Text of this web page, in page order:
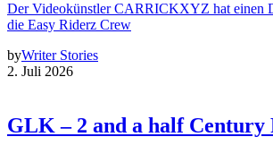
Der Videokünstler CARRICKXYZ hat einen
die Easy Riderz Crew
byWriter Stories
2. Juli 2026
GLK – 2 and a half Century